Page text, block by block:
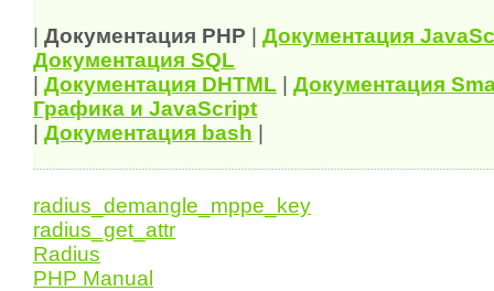
Документация PHP Документация
Документация SQL
Документация DHTML
Документация
Графика и JavaScript
Документация bash
radius_demangle_mppe_key
radius_get_attr
Radius
PHP Manual